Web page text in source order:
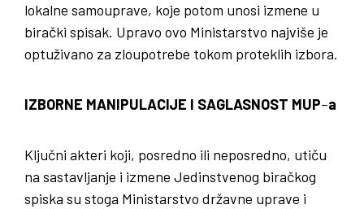
lokalne samouprave, koje potom unosi izmene u
birački spisak. Upravo ovo Ministarstvo najviše je
optuživano za zloupotrebe tokom proteklih izbora.
IZBORNE MANIPULACIJE I SAGLASNOST MUP–a
Ključni akteri koji, posredno ili neposredno, utiču
na sastavljanje i izmene Jedinstvenog biračkog
spiska su stoga Ministarstvo državne uprave i